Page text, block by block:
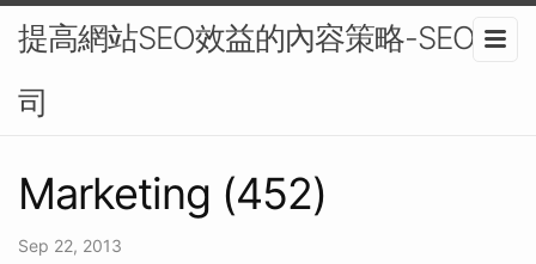
提高網站SEO效益的內容策略-SEO公
司
Marketing (452)
Sep 22, 2013